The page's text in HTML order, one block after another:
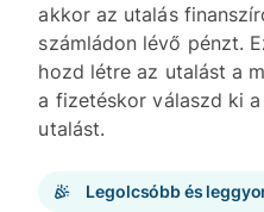
akkor az utalás
számládon lévő pénzt.
hozd létre az utalást a
a fizetéskor válaszd ki
utalást.
Legolcsóbb és